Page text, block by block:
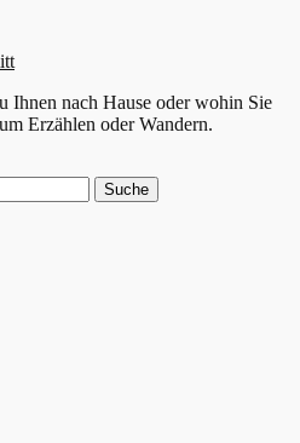
Ihnen nach Hause oder wohin Sie
Erzählen oder Wandern.